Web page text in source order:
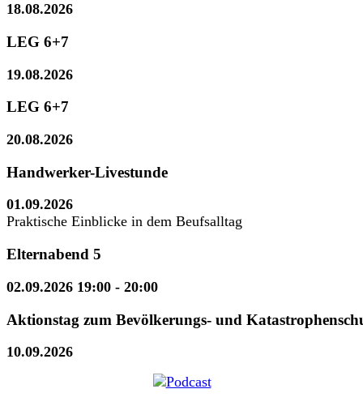
18.08.2026
LEG 6+7
19.08.2026
LEG 6+7
20.08.2026
Handwerker-Livestunde
01.09.2026
Praktische Einblicke in dem Beufsalltag
Elternabend 5
02.09.2026 19:00 - 20:00
Aktionstag zum Bevölkerungs- und
10.09.2026